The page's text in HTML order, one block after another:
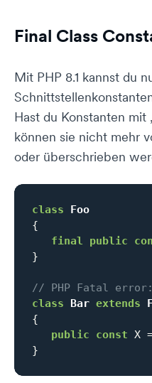
Final Class
Mit PHP 8.1 kannst du
Hast du Konstanten mit
können sie nicht mehr
oder überschrieben
class
Foo
{
final
public
}
// PHP Fatal
class
Bar extends
{
public
const X
}